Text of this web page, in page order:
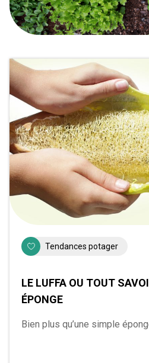
Tendances potager
LE LUFFA OU TOUT
ÉPONGE
Bien plus qu’une simple